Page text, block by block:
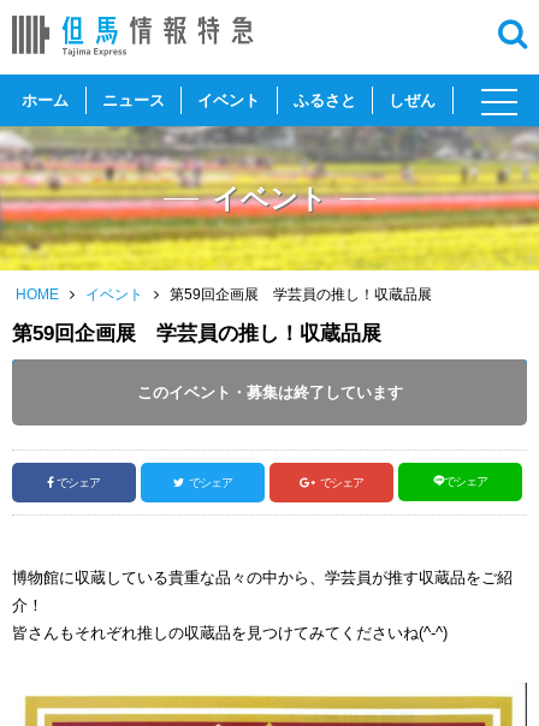
ホーム ニュース イベント ふるさと しぜん
toggle
イベント
HOME イベント 第59回企画展 学芸員の推し！収蔵品展
第59回企画展 学芸員の推し！収蔵品展
このイベント・募集は終了しています
でシェア でシェア でシェア でシェア
博物館に収蔵している貴重な品々の中から、学芸員が推す収蔵品をご紹
介！
皆さんもそれぞれ推しの収蔵品を見つけてみてくださいね(^-^)